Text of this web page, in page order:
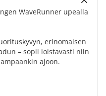
WaveRunner upealla
erinomaisen
– sopii loistavasti niin
ajoon.